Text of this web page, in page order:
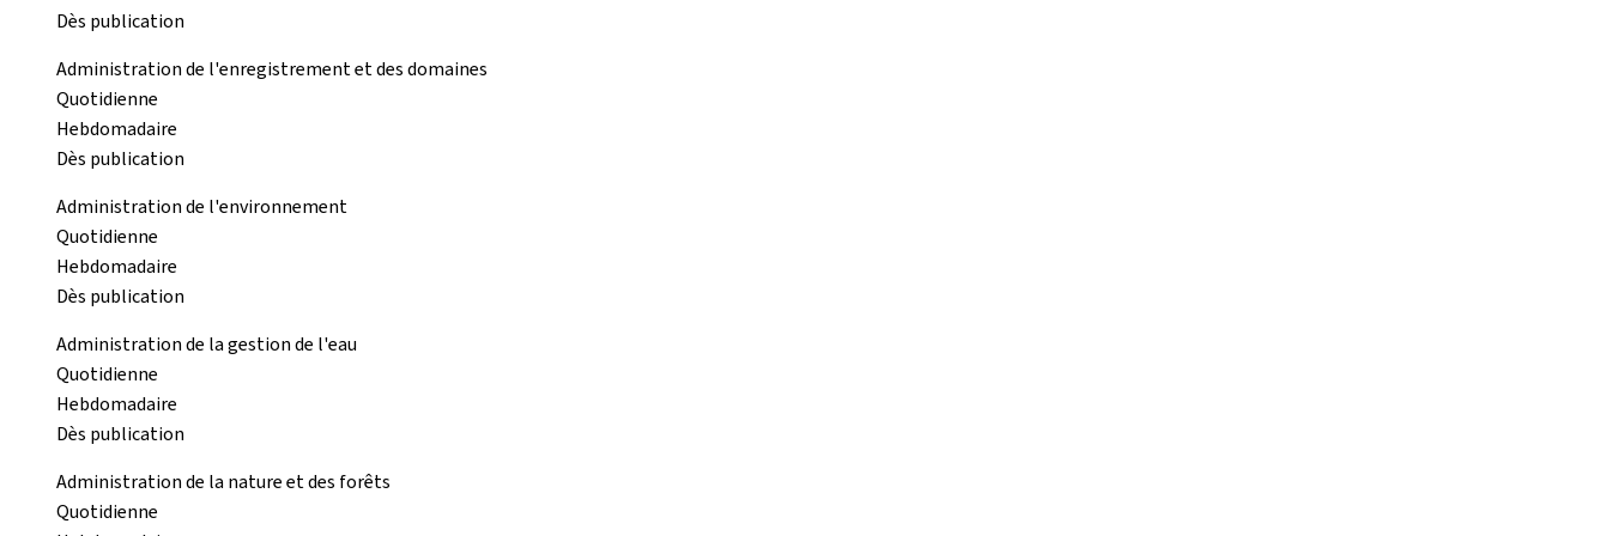
Dès publication
Administration de l'enregistrement et des domaines
Quotidienne
Hebdomadaire
Dès publication
Administration de l'environnement
Quotidienne
Hebdomadaire
Dès publication
Administration de la gestion de l'eau
Quotidienne
Hebdomadaire
Dès publication
Administration de la nature et des forêts
Quotidienne